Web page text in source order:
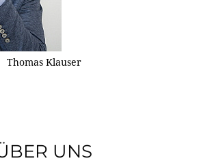
Thomas Klauser
UNS